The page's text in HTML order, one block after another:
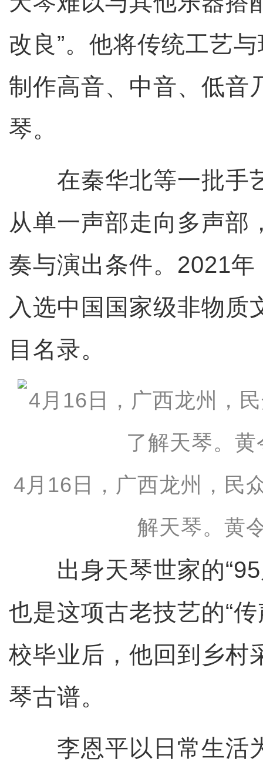
改良”。他将传统工艺
制作高音、中音、低音
琴。
在秦华北等一批手
从单一声部走向多声部
奏与演出条件。2021
入选中国国家级非物质
目名录。
4月16日，广西龙州，民
解天琴。黄
出身天琴世家的“95
也是这项古老技艺的“
校毕业后，他回到乡村
琴古谱。
李恩平以日常生活